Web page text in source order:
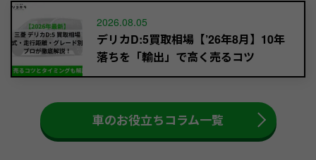
2026.08.05
デリカD:5買取相場【’26年8月】10年
落ちを「輸出」で高く売るコツ
車のお役立ちコラム一覧